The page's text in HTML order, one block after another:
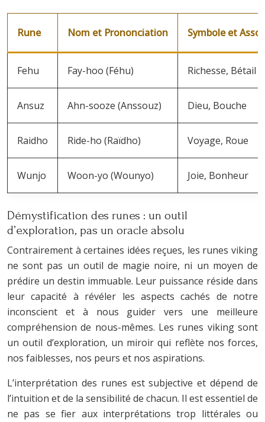
Rune Nom et Prononciation Symbole et
Fehu Fay-hoo (Féhu) Richesse, Bétail
Ansuz Ahn-sooze (Anssouz) Dieu, Bouche
Raidho Ride-ho (Raïdho) Voyage, Roue
Wunjo Woon-yo (Wounyo) Joie, Bonheur
Démystification des runes : un outil
d’exploration, pas un oracle absolu
Contrairement à certaines idées reçues, les runes viking
ne sont pas un outil de magie noire, ni un moyen de
prédire un destin immuable. Leur puissance réside dans
leur capacité à révéler les aspects cachés de notre
inconscient et à nous guider vers une meilleure
compréhension de nous-mêmes. Les runes viking sont
un outil d’exploration, un miroir qui reflète nos forces,
nos faiblesses, nos peurs et nos aspirations.
L’interprétation des runes est subjective et dépend de
l’intuition et de la sensibilité de chacun. Il est essentiel de
ne pas se fier aux interprétations trop littérales ou